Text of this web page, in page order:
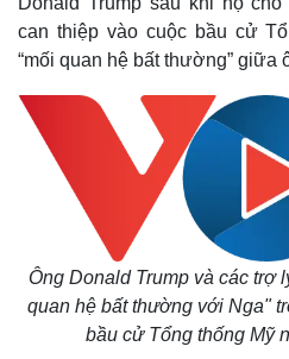
can thiệp vào cuộc bầu cử
“mối quan hệ bất thường” giữa
Ông Donald Trump và các trợ
quan hệ bất thường với Nga"
bầu cử Tổng thống Mỹ